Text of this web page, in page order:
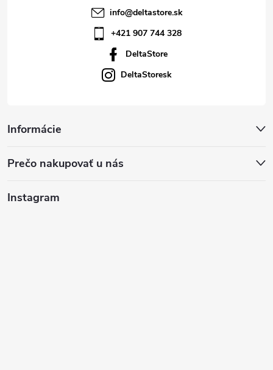
u
info@deltastore.sk
+421 907 744 328
DeltaStore
DeltaStoresk
Informácie
Prečo nakupovať u nás
Instagram